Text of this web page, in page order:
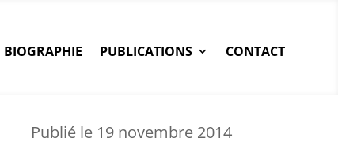
BIOGRAPHIE PUBLICATIONS CONTACT
Publié le 19 novembre 2014